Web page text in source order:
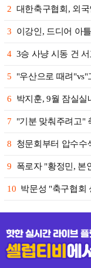
2 대한축구협회, 외
3 이강인, 드디어 아
4 3승 사냥 시동 건
5 "우산으로 때려
6 박지훈, 9월 잠실
7 "기분 맞춰주려고"
8 청문회부터 압수
9 폭로자 "황정민,
10 박문성 "축구협회